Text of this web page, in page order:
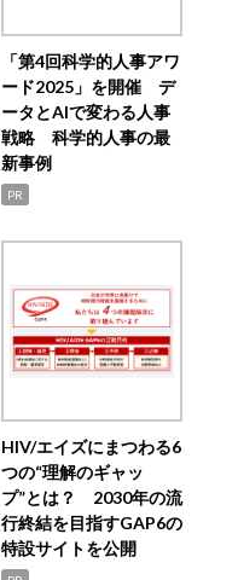
「第4回科学的人事アワ
ード2025」を開催 デ
ータとAIで変わる人事
戦略 科学的人事の最
新事例
PR
HIV/エイズにまつわる6
つの“理解のギャッ
プ”とは？ 2030年の流
行終結を目指すGAP6の
特設サイトを公開